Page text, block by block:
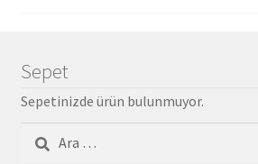
Sepet
Sepetinizde ürün bulunmuyor.
Arama: